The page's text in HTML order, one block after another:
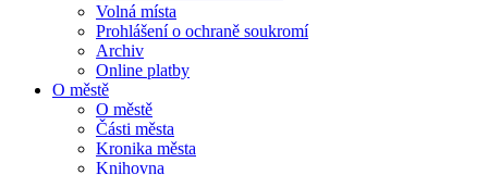
Volná místa
Prohlášení o ochraně soukromí
Archiv
Online platby
O městě
O městě
Části města
Kronika města
Knihovna